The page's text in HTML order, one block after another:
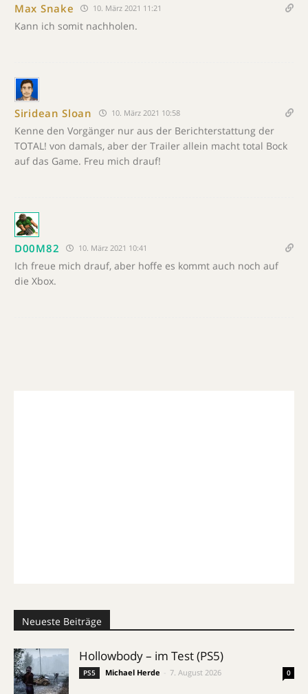
Max Snake 10. März 2021 11:21
Kann ich somit nachholen.
Siridean Sloan 10. März 2021 10:58
Kenne den Vorgänger nur aus der Berichterstattung der
TOTAL! von damals, aber der Trailer allein macht total Bock
auf das Game. Freu mich drauf!
D00M82 10. März 2021 10:41
Ich freue mich drauf, aber hoffe es kommt auch noch auf
die Xbox.
Neueste Beiträge
Hollowbody – im Test (PS5)
PS5 Michael Herde 7. August 2026 0